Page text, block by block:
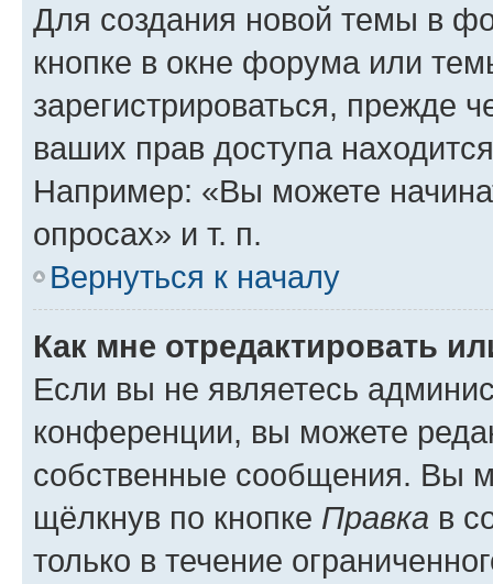
Для создания новой темы в
кнопке в окне форума или
зарегистрироваться, прежде
ваших прав доступа
Например: «Вы можете
опросах» и т. п.
Вернуться к началу
Как мне отредактировать
Если вы не являетесь
конференции, вы можете
собственные сообщения. Вы
щёлкнув по кнопке Правка в
только в течение